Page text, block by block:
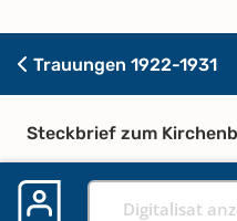
Trauungen 1922-1931
Steckbrief zum
Digitalisat